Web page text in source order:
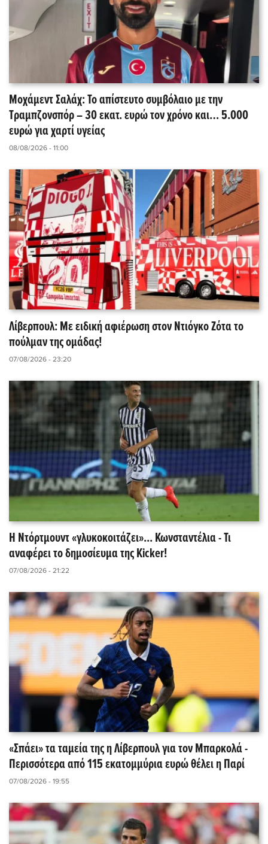
Μοχάμεντ Σαλάχ: Το απίστευτο συμβόλαιο με την
Τραμπζονσπόρ – 30 εκατ. ευρώ τον χρόνο και… 5.000
ευρώ για χαρτί υγείας
08/08/2026 - 11:00
Λίβερπουλ: Με ειδική αφιέρωση στον Ντιόγκο Ζότα το
πούλμαν της ομάδας!
07/08/2026 - 23:20
Η Ντόρτμουντ «γλυκοκοιτάζει»... Κωνσταντέλια - Τι
αναφέρει το δημοσίευμα της Kicker!
07/08/2026 - 21:22
«Σπάει» τα ταμεία της η Λίβερπουλ για τον Μπαρκολά -
Περισσότερα από 115 εκατομμύρια ευρώ θέλει η Παρί
07/08/2026 - 19:55